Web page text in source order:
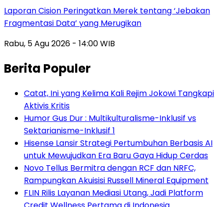
Laporan Cision Peringatkan Merek tentang ‘Jebakan
Fragmentasi Data’ yang Merugikan
Rabu, 5 Agu 2026 - 14:00 WIB
Berita Populer
Catat, Ini yang Kelima Kali Rejim Jokowi Tangkapi
Aktivis Kritis
Humor Gus Dur : Multikulturalisme-Inklusif vs
Sektarianisme-Inklusif 1
Hisense Lansir Strategi Pertumbuhan Berbasis AI
untuk Mewujudkan Era Baru Gaya Hidup Cerdas
Novo Tellus Bermitra dengan RCF dan NRFC,
Rampungkan Akuisisi Russell Mineral Equipment
FLIN Rilis Layanan Mediasi Utang, Jadi Platform